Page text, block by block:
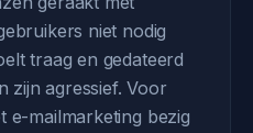
niet nodig
traag en gedateerd
zijn agressief. Voor
e-mailmarketing bezig